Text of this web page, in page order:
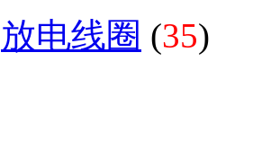
放电线圈 (35)